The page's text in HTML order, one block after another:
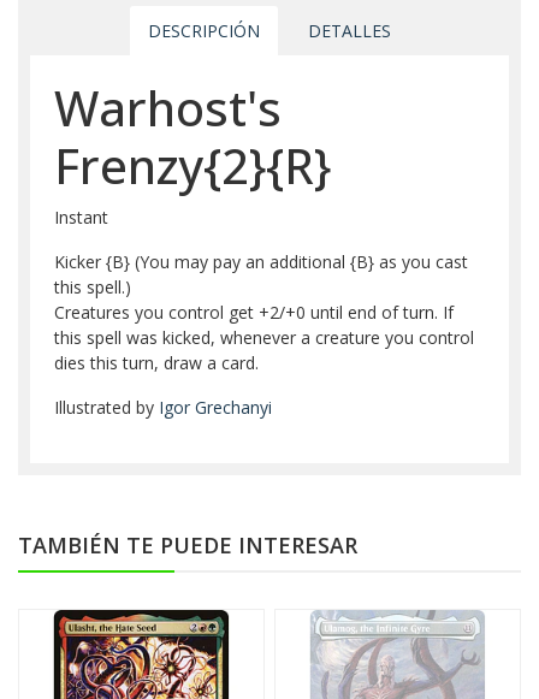
DESCRIPCIÓN DETALLES
Warhost's
Frenzy{2}{R}
Instant
Kicker {B} (You may pay an additional {B} as you cast
this spell.)
Creatures you control get +2/+0 until end of turn. If
this spell was kicked, whenever a creature you control
dies this turn, draw a card.
Illustrated by Igor Grechanyi
TAMBIÉN TE PUEDE INTERESAR